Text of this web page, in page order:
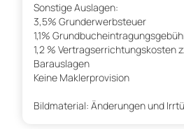
Sonstige Auslagen:
3,5% Grunderwerbsteuer
1,1%
1,2 % Vertragserrichtungskosten
Barauslagen
Keine Maklerprovision
Bildmaterial: Änderungen und